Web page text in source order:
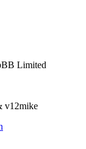
Limited
v12mike